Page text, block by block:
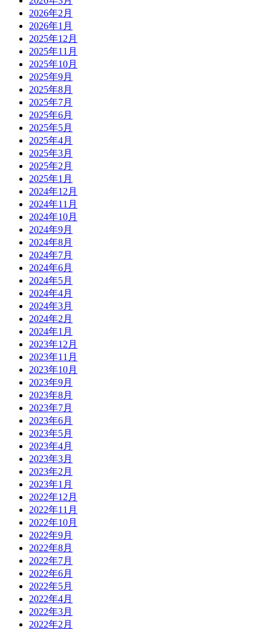
2026年2月
2026年1月
2025年12月
2025年11月
2025年10月
2025年9月
2025年8月
2025年7月
2025年6月
2025年5月
2025年4月
2025年3月
2025年2月
2025年1月
2024年12月
2024年11月
2024年10月
2024年9月
2024年8月
2024年7月
2024年6月
2024年5月
2024年4月
2024年3月
2024年2月
2024年1月
2023年12月
2023年11月
2023年10月
2023年9月
2023年8月
2023年7月
2023年6月
2023年5月
2023年4月
2023年3月
2023年2月
2023年1月
2022年12月
2022年11月
2022年10月
2022年9月
2022年8月
2022年7月
2022年6月
2022年5月
2022年4月
2022年3月
2022年2月